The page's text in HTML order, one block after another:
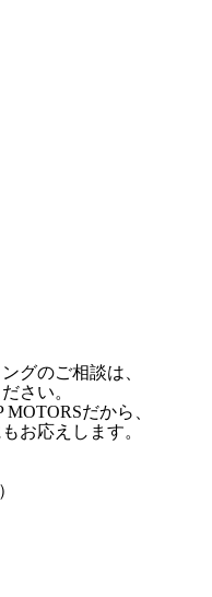
グのご相談は、
さい。
だから、
お応えします。